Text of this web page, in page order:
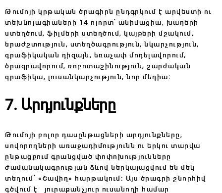
Թումոյի կրթական ծրագիրն ընդգրկում է արվեստի ու
տեխնոլագիաների 14 ոլորտ՝ անիմացիա, խաղերի
ստեղծում, ֆիլմերի ստեղծում, կայքերի մշակում,
երաժշտություն, ստեղծագրություն, նկարչություն,
գրաֆիկական դիզայն, եռաչափ մոդելավորում,
ծրագրավորում, ռոբոտաշինություն, շարժական
գրաֆիկա, լուսանկարչություն, նոր մեդիա։
7. Արդյունքները
Թումոյի բոլոր դասընթացների արդյունքները,
սովորողների առաջադիմությունն ու երկու տարվա
ընթացքում գրանցված փոփոխությունները
ժամանակագրության ձևով ներկայացվում են մեկ
տեղում՝ «Շավիղ» հարթակում։ Այս ծրագրի շնորհիվ
գծվում է յուրաքանչյուր ուսանողի համար